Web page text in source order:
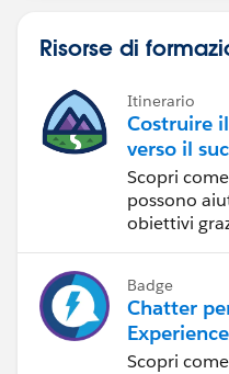
Risorse di
Itinerario
Costruire
verso il
con
Scopri
possono
obiettivi
Badge
Chatter
Experience
Scopri